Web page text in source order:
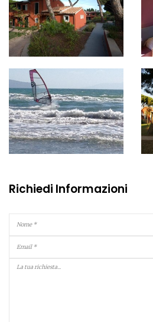
Richiedi Informazioni